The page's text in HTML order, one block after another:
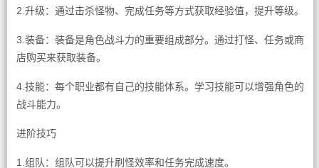
2.升级：通过击杀怪物、完成任务等方式获取经验值，提升等级。
3.装备：装备是角色战斗力的重要组成部分。通过打怪、任务或商
店购买来获取装备。
4.技能：每个职业都有自己的技能体系。学习技能可以增强角色的
战斗能力。
进阶技巧
1.组队：组队可以提升刷怪效率和任务完成速度。